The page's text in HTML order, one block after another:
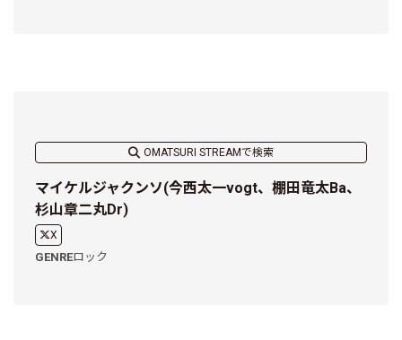
OMATSURI STREAMで検索
マイケルジャクンソ(今西太一vogt、棚田竜太Ba、
杉山章二丸Dr)
X
GENREロック